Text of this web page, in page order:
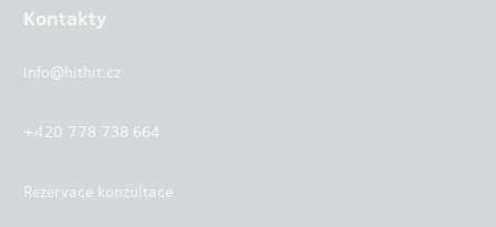
Kontakty
info@hithit.cz
+420 778 738 664
Rezervace konzultace